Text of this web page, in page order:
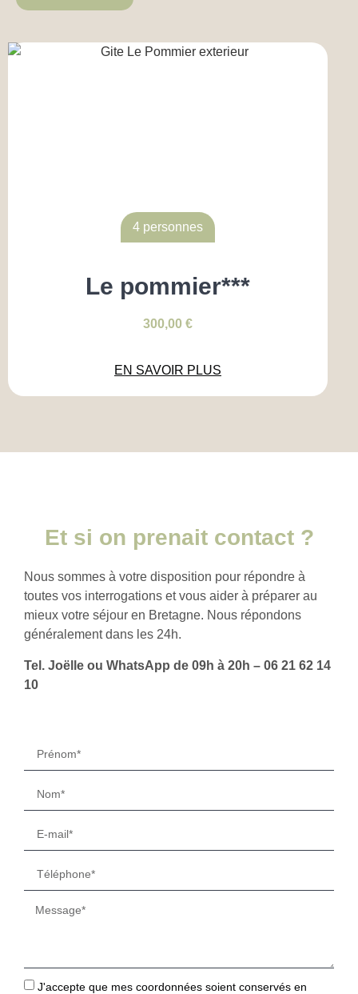
4 personnes
Le pommier***
300,00 €
EN SAVOIR PLUS
Et si on prenait contact ?
Nous sommes à votre disposition pour répondre à
toutes vos interrogations et vous aider à préparer au
mieux votre séjour en Bretagne. Nous répondons
généralement dans les 24h.
Tel. Joëlle ou WhatsApp de 09h à 20h – 06 21 62 14
10
J'accepte que mes coordonnées soient conservés en